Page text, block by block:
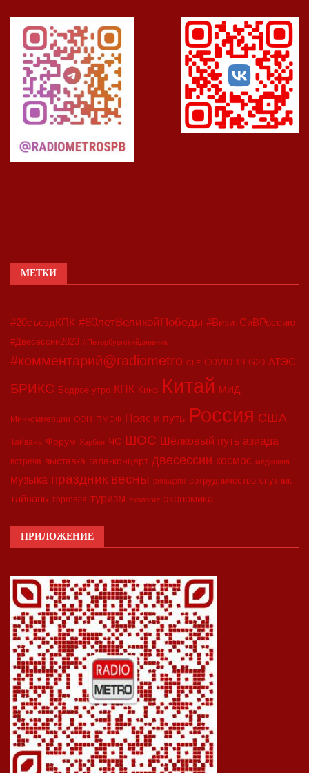
МЕТКИ
#20съездКПК #80летВеликойПобеды #ВизитСиВРоссию
#Двесессии2023 #Петербургскийдневник
#комментарий@radiometro CIIE COVID-19 G20 АТЭС
БРИКС Бодрое утро КПК Кино Китай МИД
Минкоммерции ООН ПМЭФ Пояс и путь Россия США
Тайвань Форум Харбин ЧС ШОС Шёлковый путь азиада
встреча выставка гала-концерт двесессии космос медицина
музыка праздник весны синьцзян сотрудничество спутник
тайвань торговля туризм экология экономика
ПРИЛОЖЕНИЕ